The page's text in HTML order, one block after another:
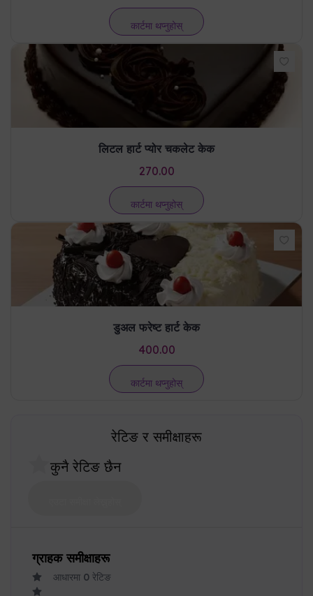
कार्टमा थप्नुहोस्
लिटल हार्ट प्योर चकलेट केक
270.00
कार्टमा थप्नुहोस्
डुअल फरेष्ट हार्ट केक
400.00
कार्टमा थप्नुहोस्
रेटिङ र समीक्षाहरू
कुनै रेटिङ छैन
ग्राहक समीक्षाहरू
आधारमा 0 रेटिङ